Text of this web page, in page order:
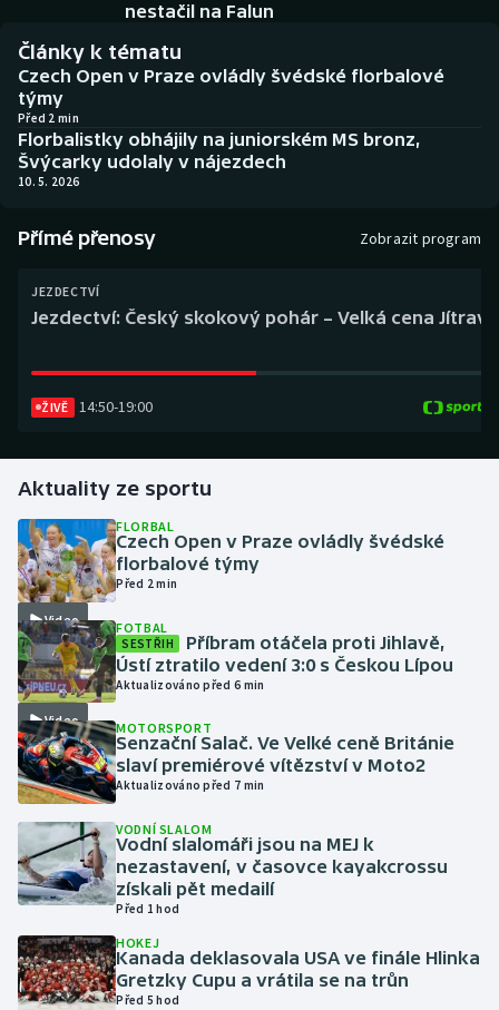
Baseball a softbal
Basketbal
Biatlon
Boby a skeleton
Box
Curling
Florbal
Golf
Gymnastika
Házená
Jezdectví
Judo
Krasobruslení
Lezení
Lyže a snowboard
Moderní pětiboj
Motorsport
Historické návraty
Aplikace ČT sport
AZ kvíz
nestačil na Falun
Články k tématu
Czech Open v Praze ovládly švédské florbalové
týmy
Před 2 min
Florbalistky obhájily na juniorském MS bronz,
Švýcarky udolaly v nájezdech
10. 5. 2026
Přímé přenosy Zobrazit program
JEZDECTVÍ
Jezdectví: Český skokový pohár – Velká cena Jítravy
ŽIVĚ 14:50-19:00
Aktuality ze sportu
Video
FLORBAL
Czech Open v Praze ovládly švédské
florbalové týmy
Před 2 min
Video
FOTBAL
SESTŘIH
Příbram otáčela proti Jihlavě,
Ústí ztratilo vedení 3:0 s Českou Lípou
Aktualizováno před 6 min
MOTORSPORT
Senzační Salač. Ve Velké ceně Británie
slaví premiérové vítězství v Moto2
Aktualizováno před 7 min
VODNÍ SLALOM
Vodní slalomáři jsou na MEJ k
nezastavení, v časovce kayakcrossu
získali pět medailí
Před 1 hod
HOKEJ
Kanada deklasovala USA ve finále Hlinka
Gretzky Cupu a vrátila se na trůn
Před 5 hod